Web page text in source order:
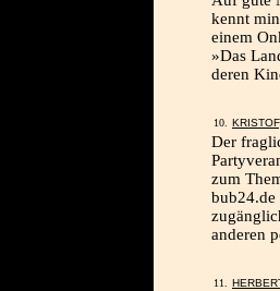
kennt
einem
»Das
deren
KRISTOF
Der
zum
bub24.de
anderen